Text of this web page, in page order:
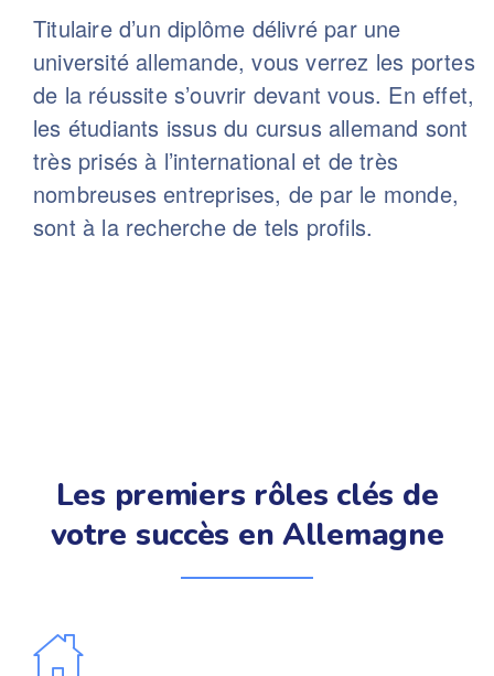
Titulaire d’un diplôme délivré par une
université allemande, vous verrez les portes
de la réussite s’ouvrir devant vous. En effet,
les étudiants issus du cursus allemand sont
très prisés à l’international et de très
nombreuses entreprises, de par le monde,
sont à la recherche de tels profils.
Les premiers rôles clés de
votre succès en Allemagne